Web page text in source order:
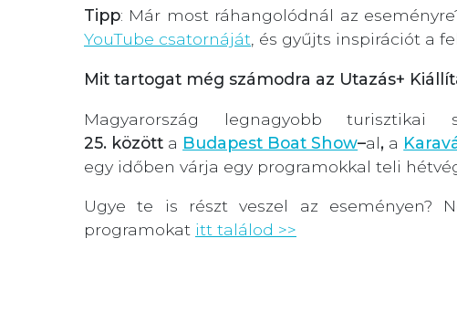
Tipp: Már most ráhangolódnál az
YouTube csatornáját, és gyűjts inspirációt a
Mit tartogat még számodra az Utazás+
Magyarország legnagyobb turisztikai
25. között a Budapest Boat Show–al, a
egy időben várja egy programokkal teli
Ugye te is részt veszel az eseményen?
programokat itt találod >>